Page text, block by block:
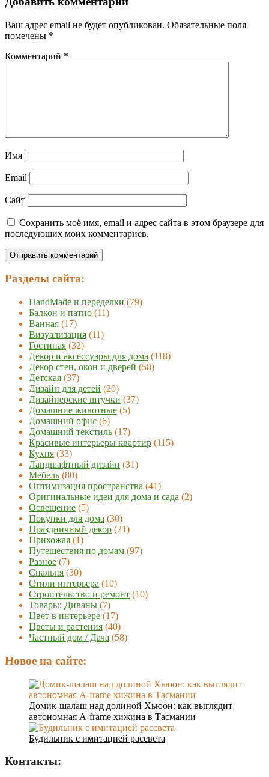
Ваш адрес email не будет опубликован. Обязательные поля
помечены *
Комментарий *
Имя
Email
Сайт
Сохранить моё имя, email и адрес сайта в этом браузере для
последующих моих комментариев.
Разделы сайта:
HandMade и переделки (79)
Балкон и патио (11)
Ванная (17)
Визуализация (11)
Гостиная (32)
Декор и аксессуары для дома (118)
Декор стен, окон и дверей (58)
Детская (37)
Дизайн для детей (20)
Дизайнерские штучки (37)
Домашние животные (5)
Домашний офис (6)
Домашний текстиль (17)
Красивые интерьеры квартир (115)
Кухня (33)
Ландшафтный дизайн (31)
Мебель (80)
Оптимизация пространства (41)
Оригинальные идеи для дома и сада (2)
Освещение (5)
Покупки для дома (30)
Праздничный декор (21)
Прихожая (1)
Путешествия по домам (97)
Разное (7)
Спальня (30)
Стили интерьера (10)
Строительство и ремонт (10)
Товары: Диваны (7)
Цвет в интерьере (17)
Цветы и растения (40)
Частный дом / Дача (58)
Новое на сайте:
Домик-шалаш над долиной Хьюон: как выглядит
автономная A-frame хижина в Тасмании
Будильник с имитацией рассвета
Контакты: